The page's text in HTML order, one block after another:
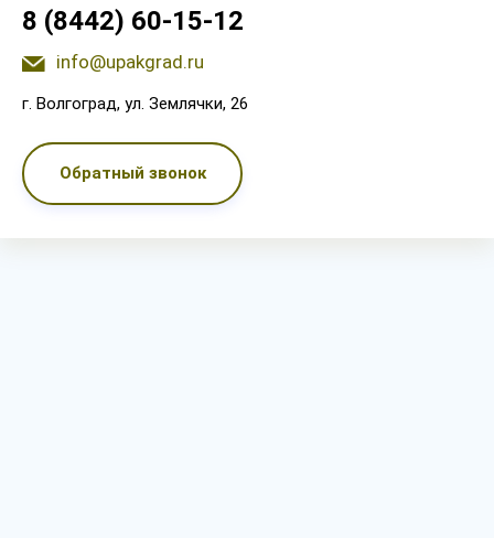
8 (8442) 60-15-12
info@upakgrad.ru
г. Волгоград, ул. Землячки, 26
Обратный звонок